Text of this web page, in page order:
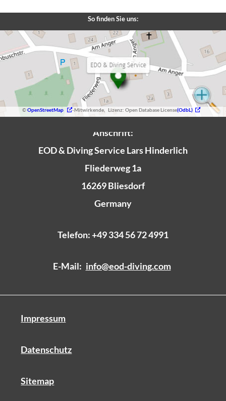
So finden Sie uns:
©OpenStreetMap -Mitwirkende, Lizenz: Open Database License(OdbL)
Anschrift:
EOD & Diving Service Lars Hinderlich
Fliederweg 1a
16269 Bliesdorf
Germany
Telefon: +49 334 56 72 4991
E-Mail: info@eod-diving.com
Impressum
Datenschutz
Sitemap